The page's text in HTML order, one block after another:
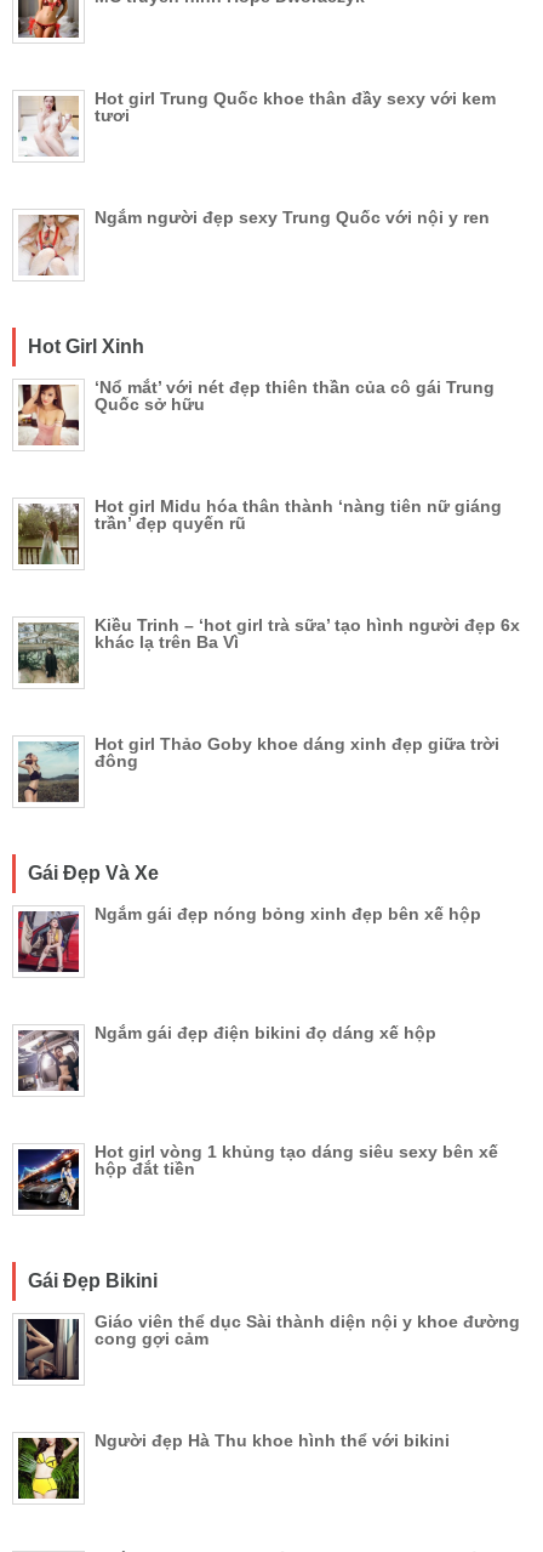
Hot girl Trung Quốc khoe thân đầy sexy với kem
tươi
Ngắm người đẹp sexy Trung Quốc với nội y ren
Hot Girl Xinh
‘Nổ mắt’ với nét đẹp thiên thần của cô gái Trung
Quốc sở hữu
Hot girl Midu hóa thân thành ‘nàng tiên nữ giáng
trần’ đẹp quyến rũ
Kiều Trinh – ‘hot girl trà sữa’ tạo hình người đẹp 6x
khác lạ trên Ba Vì
Hot girl Thảo Goby khoe dáng xinh đẹp giữa trời
đông
Gái Đẹp Và Xe
Ngắm gái đẹp nóng bỏng xinh đẹp bên xế hộp
Ngắm gái đẹp điện bikini đọ dáng xế hộp
Hot girl vòng 1 khủng tạo dáng siêu sexy bên xế
hộp đắt tiền
Gái Đẹp Bikini
Giáo viên thể dục Sài thành diện nội y khoe đường
cong gợi cảm
Người đẹp Hà Thu khoe hình thể với bikini